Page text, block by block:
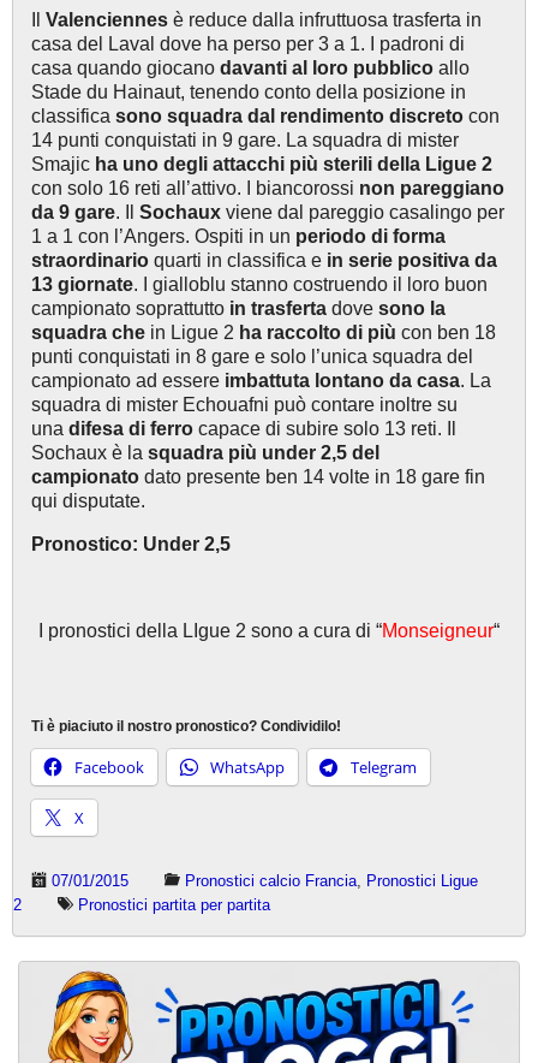
Valenciennes è reduce dalla infruttuosa trasferta in
casa del Laval dove ha perso per 3 a 1. I padroni di
casa quando giocano davanti al loro pubblico allo
Stade du Hainaut, tenendo conto della posizione in
classifica sono squadra dal rendimento discreto con
14 punti conquistati in 9 gare. La squadra di mister
Smajic ha uno degli attacchi più sterili della Ligue 2
con solo 16 reti all’attivo. I biancorossi non pareggiano
da 9 gare. Il Sochaux viene dal pareggio casalingo per
1 a 1 con l’Angers. Ospiti in un periodo di forma
straordinario quarti in classifica e in serie positiva da
13 giornate. I gialloblu stanno costruendo il loro buon
campionato soprattutto in trasferta dove sono la
squadra che in Ligue 2 ha raccolto di più con ben 18
punti conquistati in 8 gare e solo l’unica squadra del
campionato ad essere imbattuta lontano da casa. La
squadra di mister Echouafni può contare inoltre su
una difesa di ferro capace di subire solo 13 reti. Il
Sochaux è la squadra più under 2,5 del
campionato dato presente ben 14 volte in 18 gare fin
qui disputate.
Pronostico: Under 2,5
I pronostici della LIgue 2 sono a cura di “Monseigneur“
Ti è piaciuto il nostro pronostico? Condividilo!
Facebook WhatsApp Telegram
X
07/01/2015 Pronostici calcio Francia, Pronostici Ligue
2
Pronostici partita per partita